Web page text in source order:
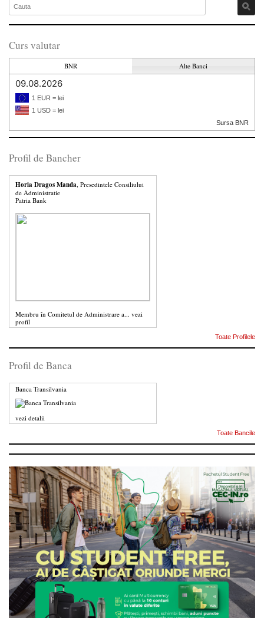
Curs valutar
BNR Alte Banci
09.08.2026
1 EUR = lei
1 USD = lei
Sursa BNR
Profil de Bancher
Horia Dragos Manda, Presedintele Consiliului
de Administratie
Patria Bank
Membru în Comitetul de Administrare a... vezi
profil
Toate Profilele
Profil de Banca
Banca Transilvania
vezi detalii
Toate Bancile